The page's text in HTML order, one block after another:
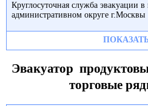
Круглосуточная служба эвакуации
административном округе г.Москвы
Эвакуатор
торговые